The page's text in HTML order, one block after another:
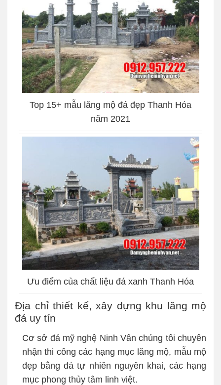
Top 15+ mẫu lăng mộ đá đẹp Thanh Hóa
năm 2021
Ưu điểm của chất liệu đá xanh Thanh Hóa
Địa chỉ thiết kế, xây dựng khu lăng mộ
đá uy tín
Cơ sở đá mỹ nghệ Ninh Vân chúng tôi chuyên
nhận thi công các hạng mục lăng mộ, mẫu mộ
đẹp bằng đá tự nhiên nguyên khai, các hạng
mục phong thủy tâm linh việt.